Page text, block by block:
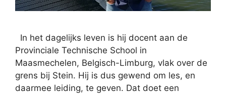
In het dagelijks leven is hij docent aan de
Provinciale Technische School in
Maasmechelen, Belgisch-Limburg, vlak over de
grens bij Stein. Hij is dus gewend om les, en
daarmee leiding, te geven. Dat doet een